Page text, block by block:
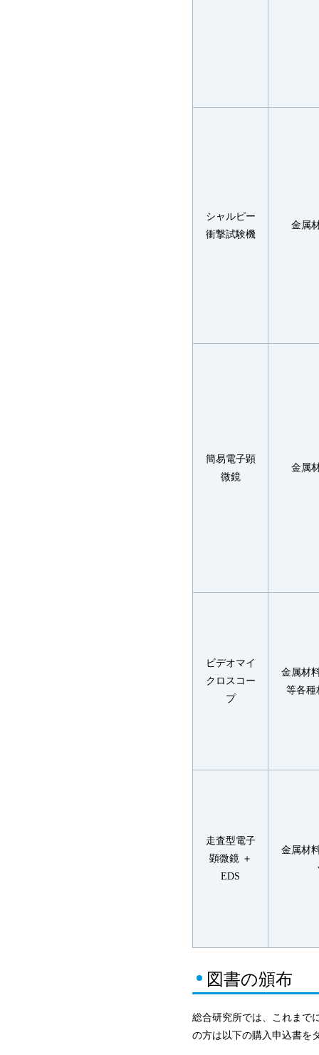
シャルピー
衝撃試験機
金属
簡易電子顕
微鏡
金属
ビデオマイ
クロスコー
プ
金属材
等各種
走査型電子
顕微鏡 ＋
EDS
金属材
図書の頒布
総合研究所では、これまで
の方は以下の購入申込書を